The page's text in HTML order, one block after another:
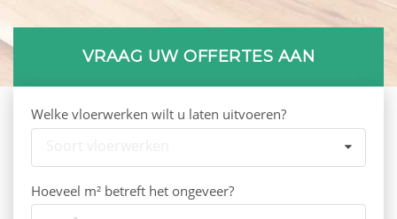
VRAAG UW OFFERTES AAN
Welke vloerwerken wilt u laten uitvoeren?
Hoeveel m² betreft het ongeveer?